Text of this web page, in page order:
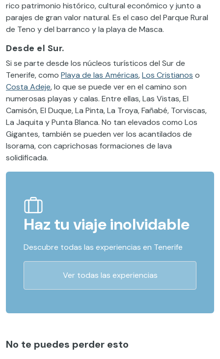
rico patrimonio histórico, cultural económico y junto a
parajes de gran valor natural. Es el caso del Parque Rural
de Teno y del barranco y la playa de Masca.
Desde el Sur.
Si se parte desde los núcleos turísticos del Sur de
Tenerife, como Playa de las Américas,Los Cristianos o
Costa Adeje, lo que se puede ver en el camino son
numerosas playas y calas. Entre ellas, Las Vistas, El
Camisón, El Duque, La Pinta, La Troya, Fañabé, Torviscas,
La Jaquita y Punta Blanca. No tan elevados como Los
Gigantes, también se pueden ver los acantilados de
Isorama, con caprichosas formaciones de lava
solidificada.
Haz tu viaje inolvidable
Descubre todas las experiencias en Tenerife
Ver todas las experiencias
No te puedes perder esto